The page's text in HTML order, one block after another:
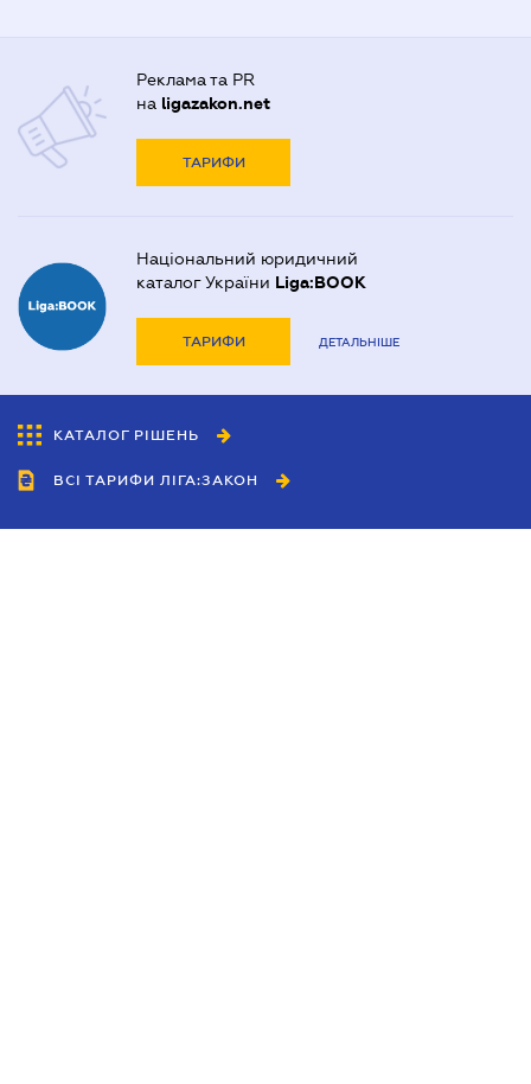
Реклама та PR
на ligazakon.net
ТАРИФИ
Національний юридичний
каталог України Liga:BOOK
ТАРИФИ ДЕТАЛЬНІШЕ
КАТАЛОГ РІШЕНЬ
ВСІ ТАРИФИ ЛІГА:ЗАКОН